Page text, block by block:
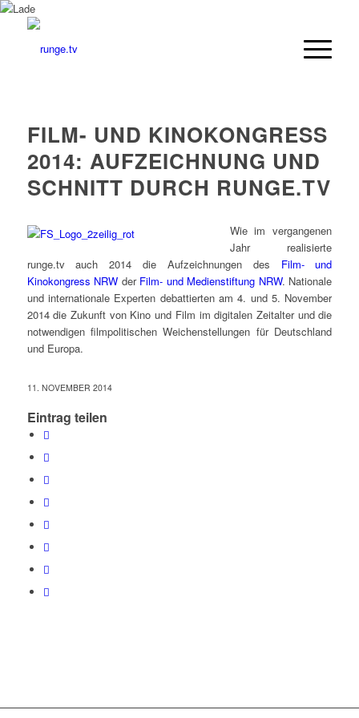
FILM- UND KINOKONGRESS
2014: AUFZEICHNUNG UND
SCHNITT DURCH RUNGE.TV
Wie im vergangenen
Jahr realisierte
runge.tv auch 2014 die Aufzeichnungen des Film- und
Kinokongress NRW der Film- und Medienstiftung NRW. Nationale
und internationale Experten debattierten am 4. und 5. November
2014 die Zukunft von Kino und Film im digitalen Zeitalter und die
notwendigen filmpolitischen Weichenstellungen für Deutschland
und Europa.
11. NOVEMBER 2014
Eintrag teilen